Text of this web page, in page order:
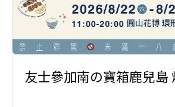
友士參加南の寶箱鹿兒島